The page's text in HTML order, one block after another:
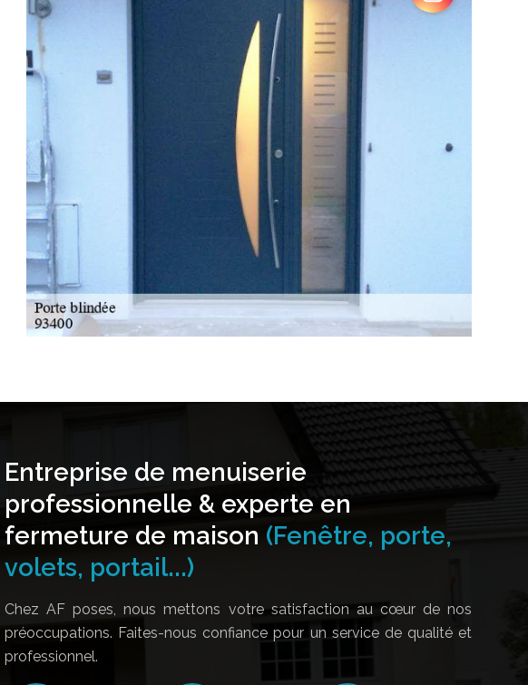
Entreprise de menuiserie
professionnelle & experte en
fermeture de maison (Fenêtre, porte,
volets, portail...)
Chez AF poses, nous mettons votre satisfaction au cœur de nos
préoccupations. Faites-nous confiance pour un service de qualité et
professionnel.